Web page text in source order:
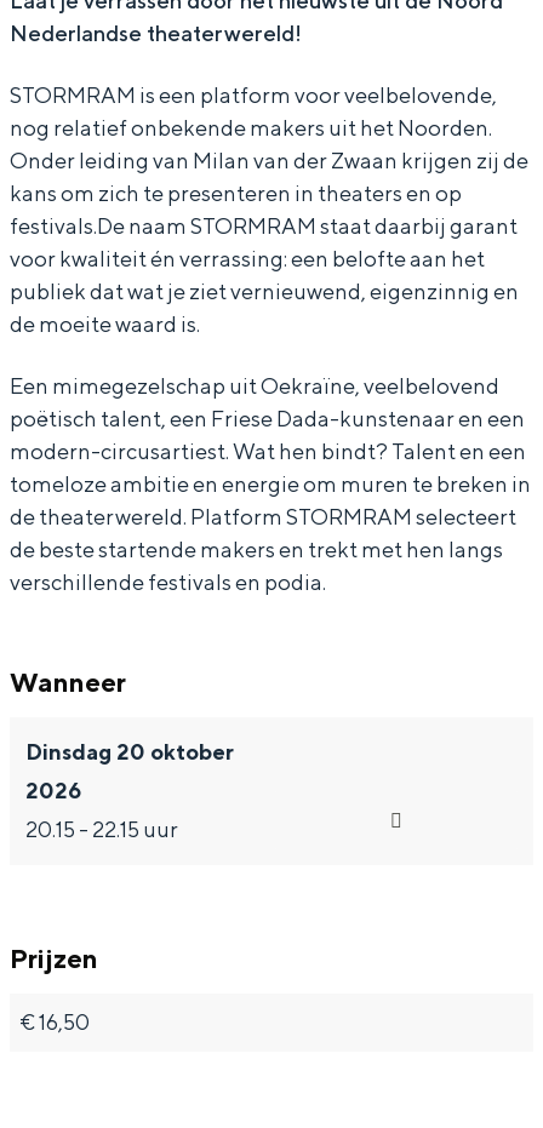
A
R M
A
M
Nederlandse theaterwereld!
STORMRAM is een platform voor veelbelovende,
nog relatief onbekende makers uit het Noorden.
Onder leiding van Milan van der Zwaan krijgen zij de
kans om zich te presenteren in theaters en op
festivals.De naam STORMRAM staat daarbij garant
voor kwaliteit én verrassing: een belofte aan het
publiek dat wat je ziet vernieuwend, eigenzinnig en
de moeite waard is.
Een mimegezelschap uit Oekraïne, veelbelovend
poëtisch talent, een Friese Dada-kunstenaar en een
modern-circusartiest. Wat hen bindt? Talent en een
tomeloze ambitie en energie om muren te breken in
de theaterwereld. Platform STORMRAM selecteert
de beste startende makers en trekt met hen langs
verschillende festivals en podia.
Wanneer
Dinsdag 20 oktober
2026
20.15 - 22.15 uur
Prijzen
€ 16,50